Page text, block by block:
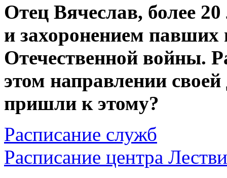
Отец Вячеслав, более
и захоронением павших
Отечественной войны.
этом направлении
пришли к этому?
Расписание служб
Расписание центра